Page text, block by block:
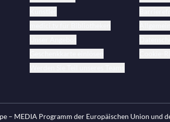
– MEDIA Programm der Europäischen Union und